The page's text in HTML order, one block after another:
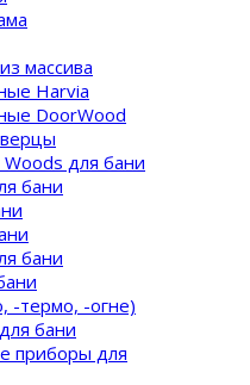
массива
Harvia
DoorWood
для бани
бани
бани
-термо, -огне)
бани
приборы для